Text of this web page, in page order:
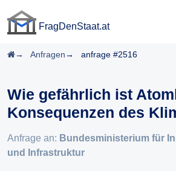
FragDenStaat.at
Startseite
Anfragen anfrage #2516
Wie gefährlich ist
Konsequenzen des
Anfrage an: Bundesministerium für
und Infrastruktur